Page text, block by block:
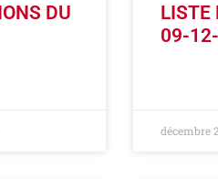
DU
LISTE
09-
décembre